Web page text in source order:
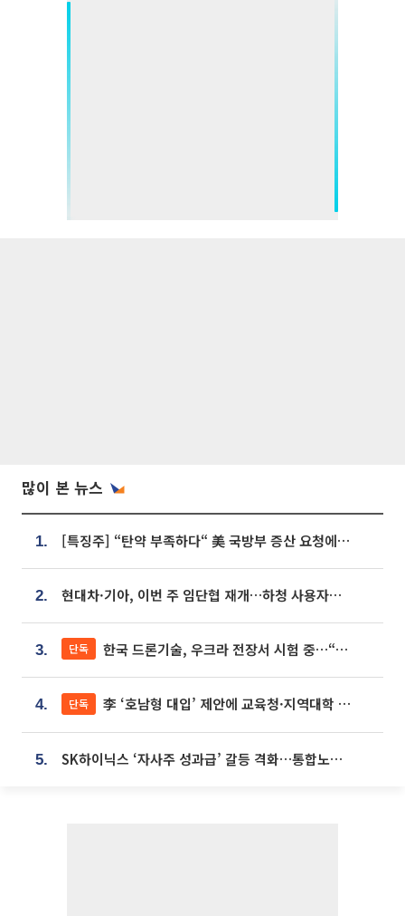
많이 본 뉴스
1. [특징주] “탄약 부족하다“ 美 국방부 증산 요청에⋯국내 방산주 급등세
2. 현대차·기아, 이번 주 임단협 재개…하청 사용자성 재심도 ‘변수’
3. 단독 한국 드론기술, 우크라 전장서 시험 중…“스타트업 여러 곳 참여”
4. 단독 李 ‘호남형 대입’ 제안에 교육청·지역대학 서·논술형 입시 연계 '착수'
5. SK하이닉스 ‘자사주 성과급’ 갈등 격화…통합노조 출범 움직임